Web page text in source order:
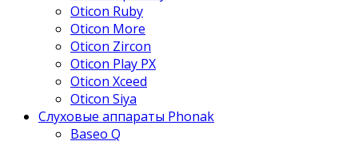
Oticon Ruby
Oticon More
Oticon Zircon
Oticon Play PX
Oticon Xceed
Oticon Siya
Слуховые аппараты Phonak
Baseo Q